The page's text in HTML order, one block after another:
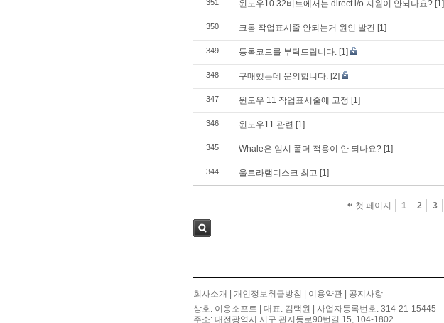
351 윈도우10 32비트에서는 direct i/o 지원이 안되나요? [1]
350 크롬 작업표시줄 안되는거 원인 발견 [1]
349 등록코드를 부탁드립니다. [1]
348 구매했는데 문의합니다. [2]
347 윈도우 11 작업표시줄에 고정 [1]
346 윈도우11 관련 [1]
345 Whale은 임시 폴더 적용이 안 되나요? [1]
344 울트라램디스크 최고 [1]
첫 페이지 1 2 3
회사소개 개인정보취급방침 이용약관
공지사항
상호: 이응소프트 | 대표: 김택원 | 사업자등록번호: 314-21-15445
주소: 대전광역시 서구 관저동로90번길 15, 104-1802